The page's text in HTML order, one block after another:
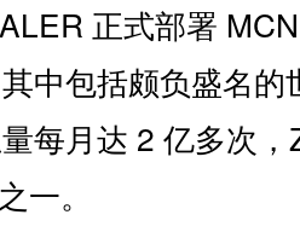
正式部署
中包括颇负盛名
每月达 2 亿多次
一。